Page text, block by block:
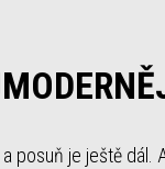
posuň je ještě dál.